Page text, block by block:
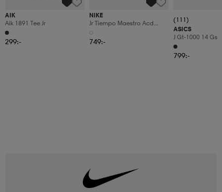
AIK
Aik 1891 Tee Jr
299:-
NIKE
Jr Tiempo Maestro Acd
749:-
(111)
ASICS
J Gt-1000 14 Gs
799:-